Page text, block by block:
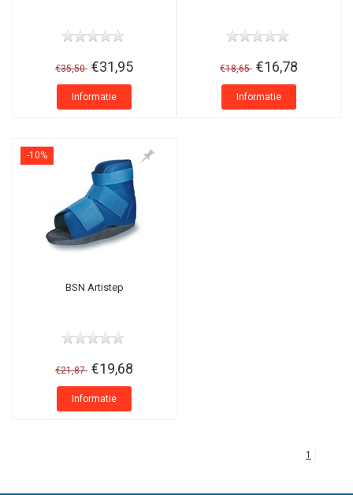
€35,50 €31,95
Informatie
€18,65 €16,78
Informatie
-10%
BSN Artistep
€21,87 €19,68
Informatie
1